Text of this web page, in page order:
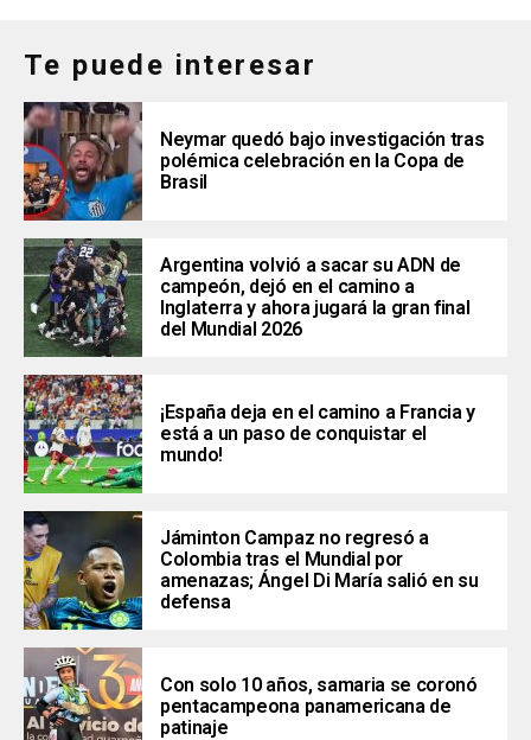
Te puede interesar
Neymar quedó bajo investigación tras
polémica celebración en la Copa de
Brasil
Argentina volvió a sacar su ADN de
campeón, dejó en el camino a
Inglaterra y ahora jugará la gran final
del Mundial 2026
¡España deja en el camino a Francia y
está a un paso de conquistar el
mundo!
Jáminton Campaz no regresó a
Colombia tras el Mundial por
amenazas; Ángel Di María salió en su
defensa
Con solo 10 años, samaria se coronó
pentacampeona panamericana de
patinaje